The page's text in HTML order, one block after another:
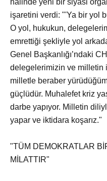
halinde yeni bir siyasi
işaretini verdi: "'Ya bir yol
O yol, hukukun,
emrettiği şekliyle yol
Genel Başkanlığı’ndaki
delegelerimizin ve milletin
milletle beraber
güçlüdür. Muhalefet kriz
darbe yapıyor. Milletin
yapar ve iktidara koşarız."
"TÜM DEMOKRATLAR
MİLATTIR"